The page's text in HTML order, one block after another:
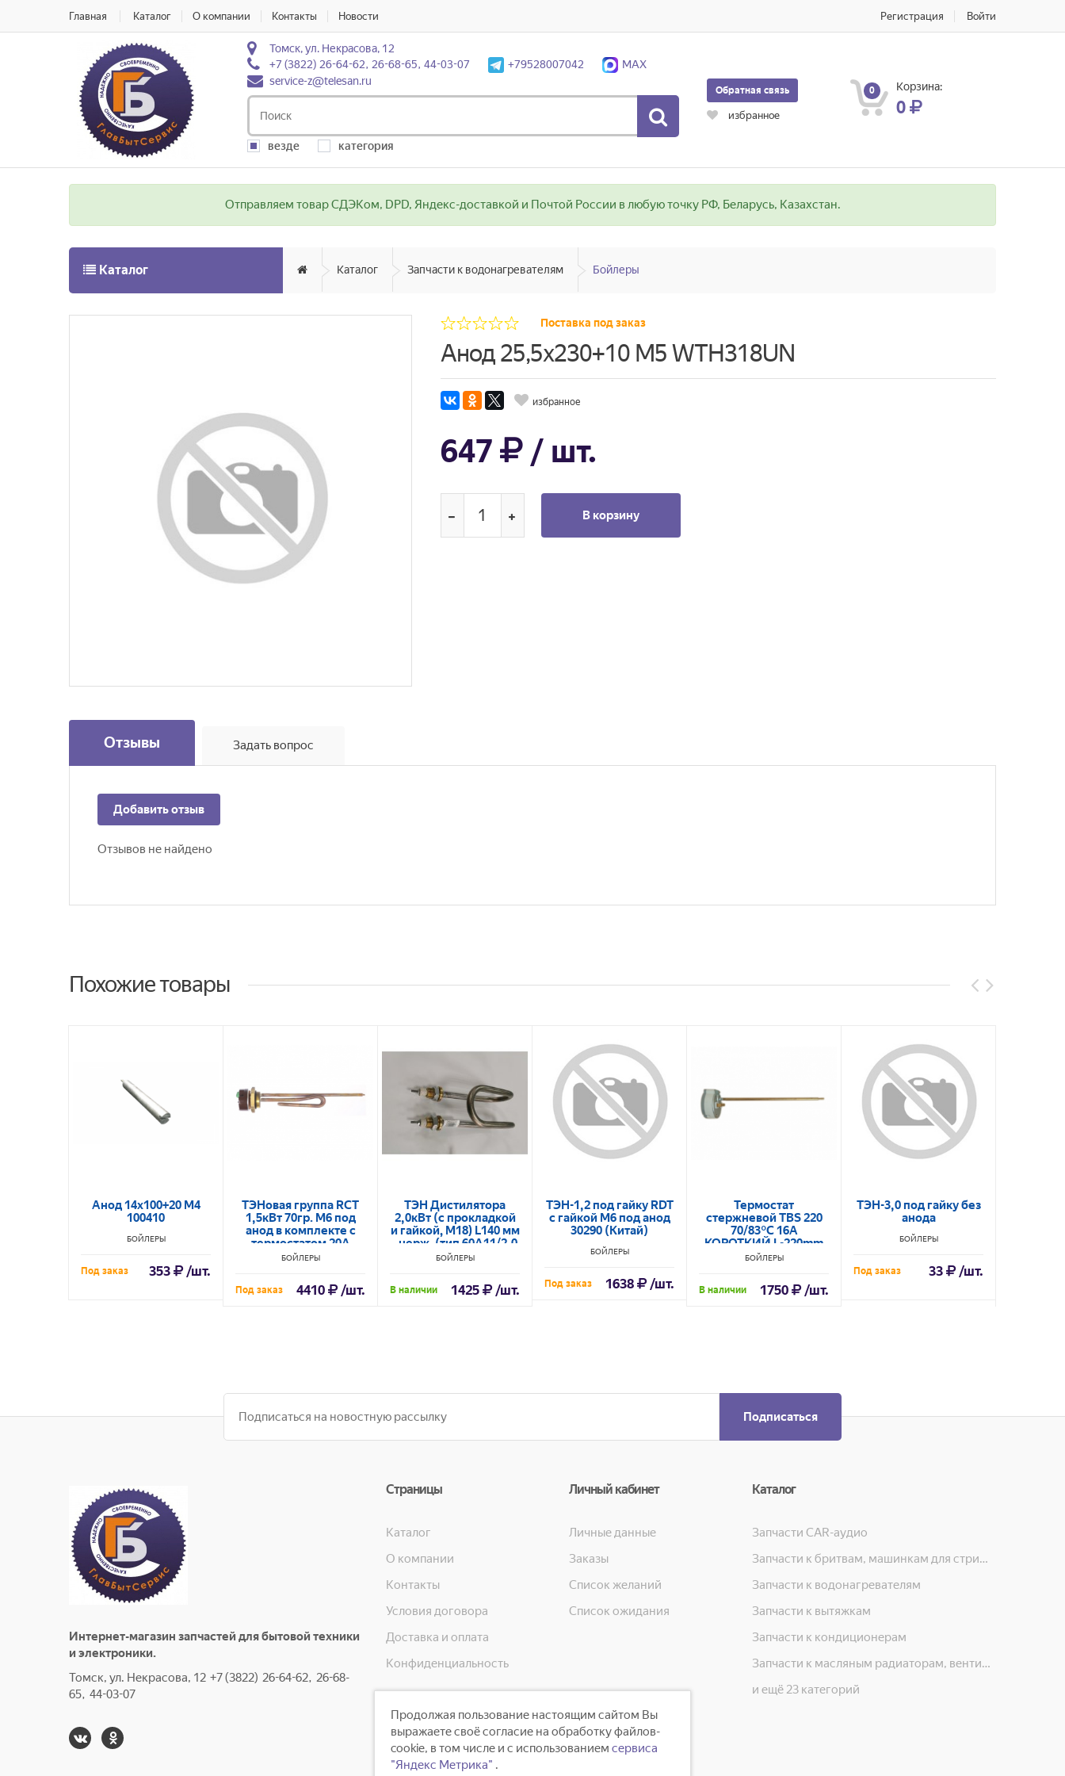
Главная Каталог О компании Контакты Новости Регистрация Войти
Томск, ул. Некрасова, 12
+7 (3822) 26-64-62, 26-68-65, 44-03-07
+79528007042
MAX
service-z@telesan.ru
везде категория
Обратная связь
избранное
0 Корзина:
0
Отправляем товар СДЭКом, DPD, Яндекс-доставкой и Почтой России в любую точку РФ, Беларусь, Казахстан.
Каталог Каталог Запчасти к водонагревателям Бойлеры
Поставка под заказ
Анод 25,5х230+10 М5 WTH318UN
избранное
647 / шт.
В корзину
Отзывы Задать вопрос
Добавить отзыв
Отзывов не найдено
Похожие товары
Анод 14х100+20 М4
100410
БОЙЛЕРЫ
Под заказ 353 /шт.
ТЭНовая группа RСT
1,5кВт 70гр. M6 под
анод в комплекте с
термостатом 20A
RECO
БОЙЛЕРЫ
Под заказ 4410 /шт.
ТЭН Дистилятора
2,0кВт (с прокладкой
и гайкой, М18) L140 мм
- нерж. (тип 60A11/2,0
220 ф10) 10.320
БОЙЛЕРЫ
В наличии 1425 /шт.
ТЭН-1,2 под гайку RDT
с гайкой M6 под анод
30290 (Китай)
БОЙЛЕРЫ
Под заказ 1638 /шт.
Термостат
стержневой TBS 220
70/83°С 16A
КОРОТКИЙ L-220mm
100890
БОЙЛЕРЫ
В наличии 1750 /шт.
ТЭН-3,0 под гайку без
анода
БОЙЛЕРЫ
Под заказ 33 /шт.
Подписаться
Интернет-магазин запчастей для бытовой техники
и электроники.
Томск, ул. Некрасова, 12 +7 (3822) 26-64-62, 26-68-
65, 44-03-07
Страницы
Каталог
О компании
Контакты
Условия договора
Доставка и оплата
Конфиденциальность
Личный кабинет
Личные данные
Заказы
Список желаний
Список ожидания
Каталог
Запчасти CAR-аудио
Запчасти к бритвам, машинкам для стрижки, фенам, эпиляторам, зубным щёткам
Запчасти к водонагревателям
Запчасти к вытяжкам
Запчасти к кондиционерам
Запчасти к масляным радиаторам, вентиляторам, увлажнителям воздуха и теплотехнике
и ещё 23 категорий
Продолжая пользование настоящим сайтом Вы
выражаете своё согласие на обработку файлов-
cookie, в том числе и с использованием сервиса
"Яндекс Метрика" .